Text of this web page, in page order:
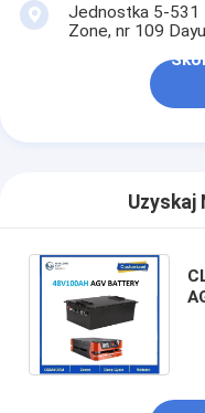
Jednostka 5-531
Zone, nr 109
Uzyskaj